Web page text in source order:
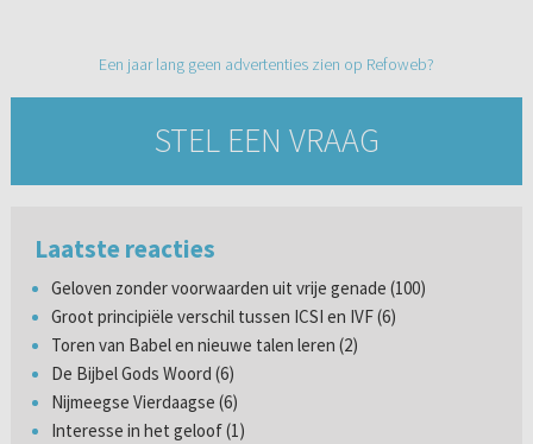
Een jaar lang geen advertenties zien op Refoweb?
STEL EEN VRAAG
Laatste reacties
Geloven zonder voorwaarden uit vrije genade (100)
Groot principiële verschil tussen ICSI en IVF (6)
Toren van Babel en nieuwe talen leren (2)
De Bijbel Gods Woord (6)
Nijmeegse Vierdaagse (6)
Interesse in het geloof (1)